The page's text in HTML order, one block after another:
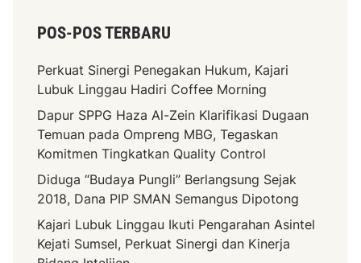
POS-POS TERBARU
Perkuat Sinergi Penegakan Hukum, Kajari
Lubuk Linggau Hadiri Coffee Morning
Dapur SPPG Haza Al-Zein Klarifikasi Dugaan
Temuan pada Ompreng MBG, Tegaskan
Komitmen Tingkatkan Quality Control
Diduga “Budaya Pungli” Berlangsung Sejak
2018, Dana PIP SMAN Semangus Dipotong
Kajari Lubuk Linggau Ikuti Pengarahan Asintel
Kejati Sumsel, Perkuat Sinergi dan Kinerja